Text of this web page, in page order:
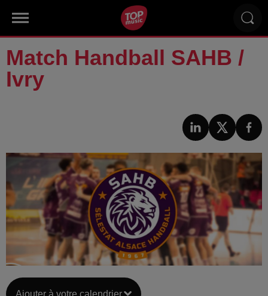
Match Handball SAHB /
Ivry
Ajouter à votre calendrier